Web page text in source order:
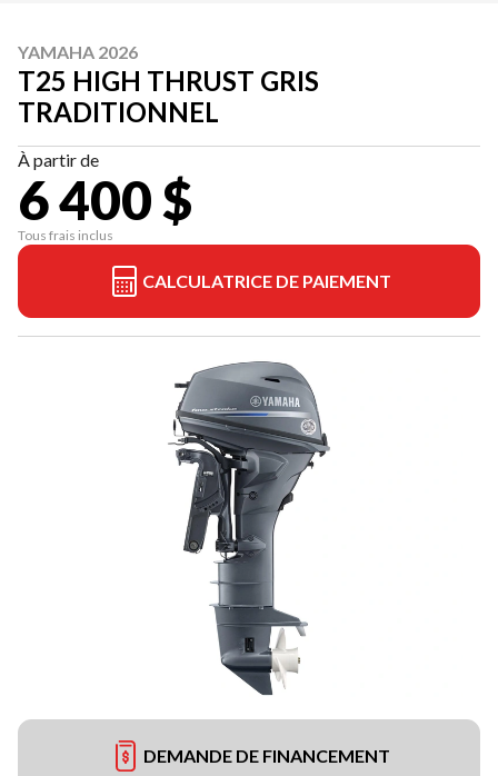
YAMAHA 2026
T25 HIGH THRUST GRIS
TRADITIONNEL
À partir de
6 400 $
Tous frais inclus
CALCULATRICE DE PAIEMENT
DEMANDE DE FINANCEMENT